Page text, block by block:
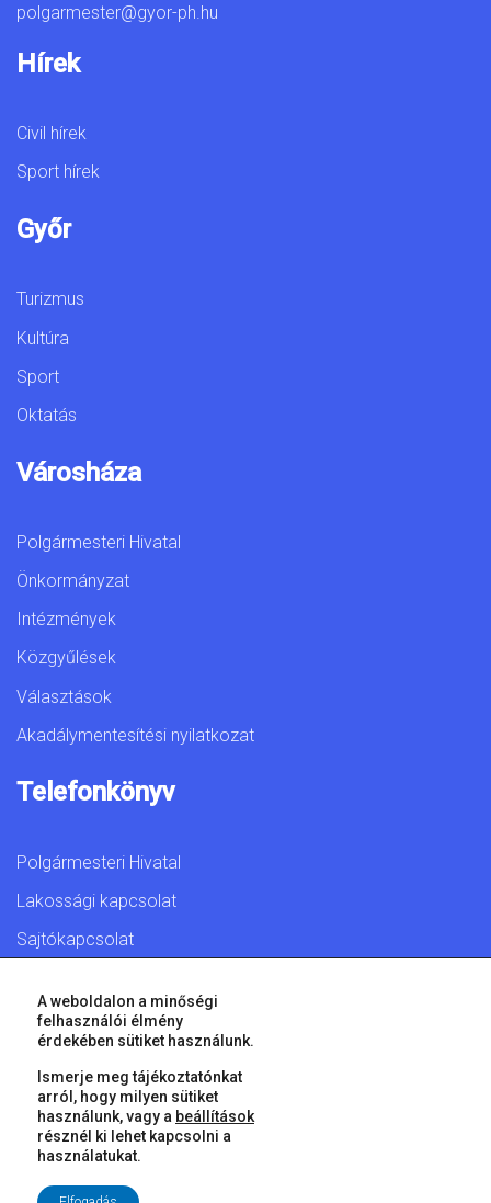
polgarmester@gyor-ph.hu
Hírek
Civil hírek
Sport hírek
Győr
Turizmus
Kultúra
Sport
Oktatás
Városháza
Polgármesteri Hivatal
Önkormányzat
Intézmények
Közgyűlések
Választások
Akadálymentesítési nyilatkozat
Telefonkönyv
Polgármesteri Hivatal
Lakossági kapcsolat
Sajtókapcsolat
© 2026 Győr Megyei Jogú Város • Minden jog fenntartva!
A weboldalon a minőségi
felhasználói élmény
érdekében sütiket használunk.
Ismerje meg tájékoztatónkat
arról, hogy milyen sütiket
használunk, vagy a beállítások
résznél ki lehet kapcsolni a
használatukat.